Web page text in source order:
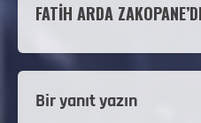
FATİH ARDA
Bir yanıt yazın